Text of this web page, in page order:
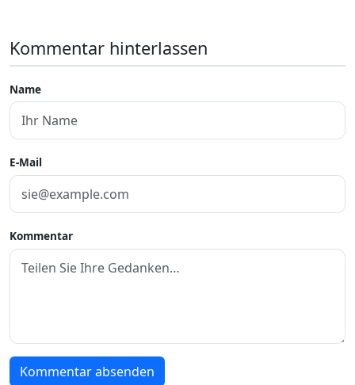
Kommentar hinterlassen
Name
E-Mail
Kommentar
Kommentar absenden